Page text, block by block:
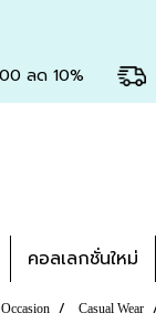
ลด 10%
คอลเลกชั่นใหม่
Casual Wear